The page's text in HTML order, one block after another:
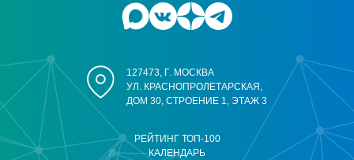
РЕЙТИНГ ТОП-100
КАЛЕНДАРЬ
127473, Г. МОСКВА
УЛ. КРАСНОПРОЛЕТАРСКАЯ,
ДОМ 30, СТРОЕНИЕ 1, ЭТАЖ 3